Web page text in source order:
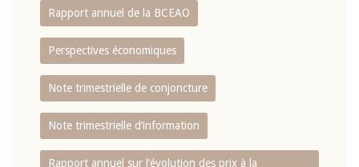
Rapport annuel de la BCEAO
Perspectives économiques
Note trimestrielle de conjoncture
Note trimestrielle d‘information
Rapport annuel sur l‘évolution des prix à la